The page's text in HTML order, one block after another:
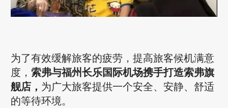
为了有效缓解旅客的疲劳，提高旅客候机满意
度， 索弗与福州长乐国际机场携手打造索弗旗
舰店， 为广大旅客提供一个安全、安静、舒适
的等待环境。